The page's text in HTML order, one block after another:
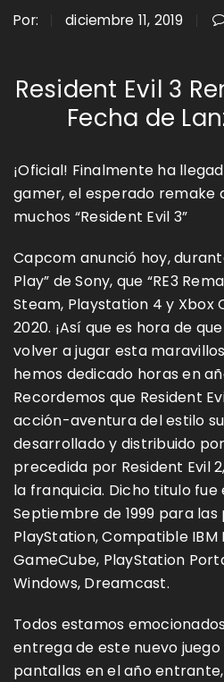
Por: diciembre 11, 2019
Resident Evil 3
Fecha de
¡Oficial! Finalmente ha
gamer, el esperado
muchos “Resident Evil 3”
Capcom anunció hoy,
Play” de Sony, que “RE3
Steam, Playstation 4 y Xbox
2020. ¡Así que es hora de
volver a jugar esta
hemos dedicado horas en
Recordemos que Resident
acción-aventura del estilo
desarrollado y distribuido
precedida por Resident Evil
la franquicia. Dicho titulo fue
Septiembre de 1999 para
PlayStation, Compatible IBM
GameCube, PlayStation
Windows, Dreamcast.
Todos estamos
entrega de este nuevo
pantallas en el año